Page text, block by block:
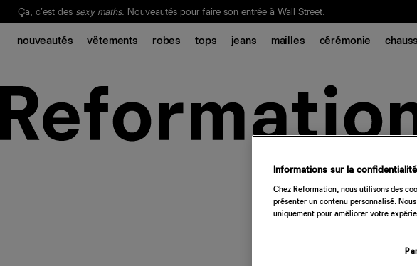
Notre Bilan Responsable 2025 est ici. Lisez-le
Ça, c'est des sexy maths. Nouveautés pour faire son entrée à Wall Street.
nouveautés vêtements robes tops jeans mailles cérémonie
Informations sur la confidentialité
Chez Reformation, nous utilisons des
présenter un contenu personnalisé.
uniquement pour améliorer votre